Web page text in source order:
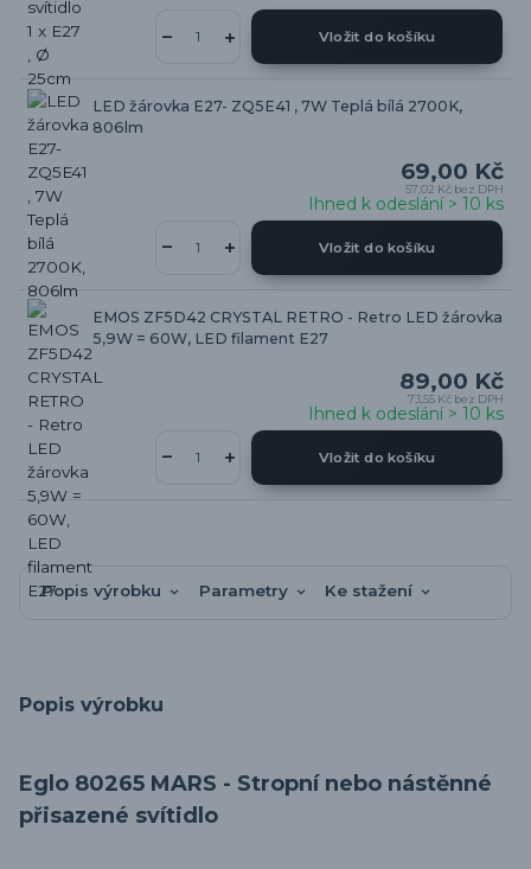
Vložit do košíku
LED žárovka E27- ZQ5E41 , 7W Teplá bílá 2700K,
806lm
69,00 Kč
57,02 Kč bez DPH
Ihned k odeslání > 10 ks
Vložit do košíku
EMOS ZF5D42 CRYSTAL RETRO - Retro LED žárovka
5,9W = 60W, LED filament E27
89,00 Kč
73,55 Kč bez DPH
Ihned k odeslání > 10 ks
Vložit do košíku
Popis výrobku Parametry Ke stažení
Popis výrobku
Eglo 80265 MARS - Stropní nebo nástěnné
přisazené svítidlo